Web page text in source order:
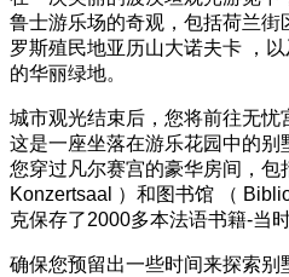
鲁士游乐场的奇观，包括荷兰
罗斯殖民地亚历山大诺夫卡 ，
的华丽绿地。
城市观光结束后，您将前往无忧
这是一座坐落在游乐花园中的
您穿过凡尔赛宫的豪华房间，包
Konzertsaal ）和图书馆 （
克保存了2000多本法语书籍-当
确保您预留出一些时间来探索